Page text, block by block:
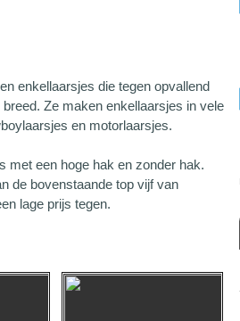
enkellaarsjes die tegen opvallend
Ze maken enkellaarsjes in vele
en motorlaarsjes.
met een hoge hak en zonder hak.
de bovenstaande top vijf van
lage prijs tegen.